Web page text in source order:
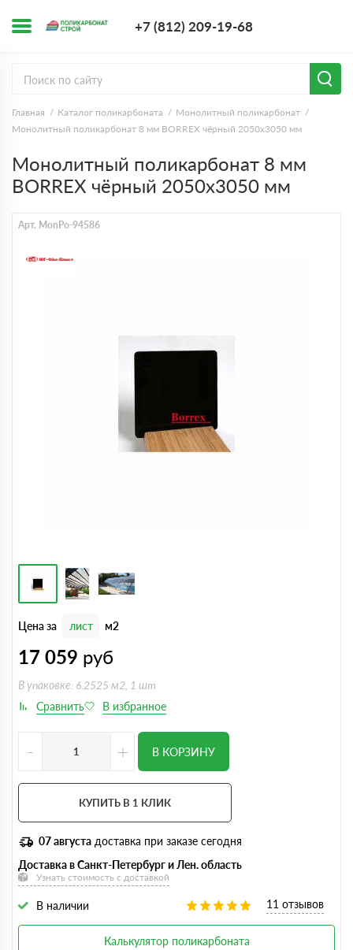
+7 (812) 209-19-68
Главная Каталог поликарбоната
Монолитный поликарбонат
Монолитный поликарбонат 8 мм BORREX чёрный 2050х3050 мм
Монолитный поликарбонат 8 мм
BORREX чёрный 2050х3050 мм
Арт. MonPo-94586
Цена за лист м2
17 059 руб
В упаковке: 6.2525 м2, 1 шт
- + В КОРЗИНУ
КУПИТЬ В 1 КЛИК
07 августа доставка при заказе сегодня
Доставка в Санкт-Петербург и Лен. область
Узнать стоимость с доставкой
В наличии 11 отзывов
Калькулятор поликарбоната